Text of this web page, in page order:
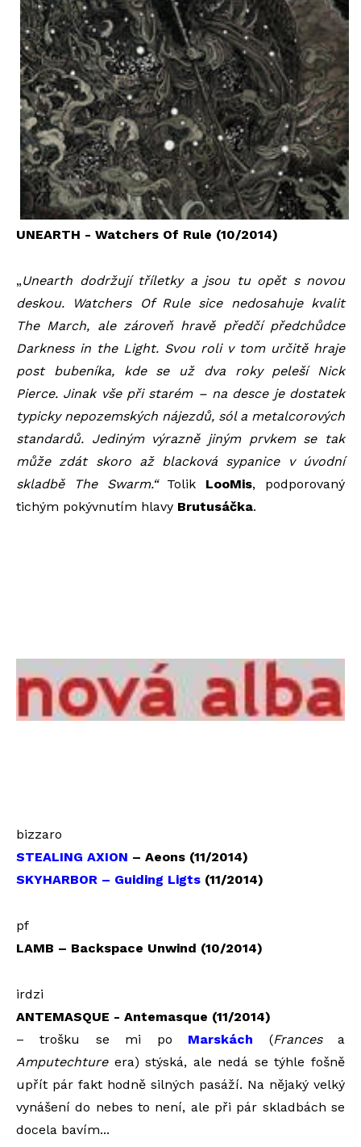
UNEARTH - Watchers Of Rule (10/2014)
„Unearth dodržují tříletky a jsou tu opět s novou
deskou. Watchers Of Rule sice nedosahuje kvalit
The March, ale zároveň hravě předčí předchůdce
Darkness in the Light. Svou roli v tom určitě hraje
post bubeníka, kde se už dva roky peleší Nick
Pierce. Jinak vše při starém – na desce je dostatek
typicky nepozemských nájezdů, sól a metalcorových
standardů. Jediným výrazně jiným prvkem se tak
může zdát skoro až blacková sypanice v úvodní
skladbě The Swarm.“Tolik LooMis, podporovaný
tichým pokývnutím hlavy Brutusáčka.
bizzaro
STEALING AXION – Aeons (11/2014)
SKYHARBOR – Guiding Ligts (11/2014)
pf
LAMB – Backspace Unwind (10/2014)
irdzi
ANTEMASQUE - Antemasque (11/2014)
– trošku se mi po Marskách (Francesa
Amputechtureera) stýská, ale nedá se týhle fošně
upřít pár fakt hodně silných pasáží. Na nějaký velký
vynášení do nebes to není, ale při pár skladbách se
docela bavím...